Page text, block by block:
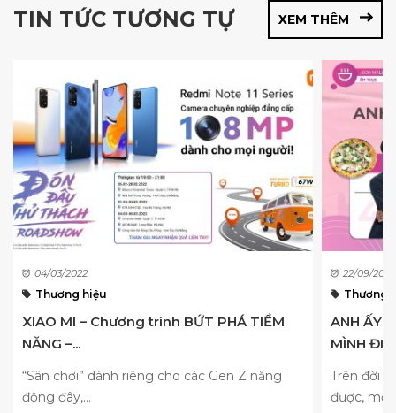
TIN TỨC TƯƠNG TỰ XEM THÊM
04/03/2022
Thương hiệu
XIAO MI – Chương trình BỨT PHÁ TIỀM
NĂNG –...
“Sân chơi” dành riêng cho các Gen Z năng
động đây,...
22/09/2022
Thương
ANH ẤY
MÌNH ĐI
Trên đời
được, một